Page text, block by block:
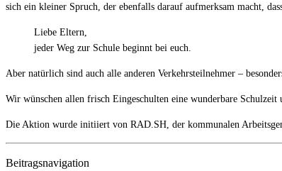
sich ein kleiner Spruch, der ebenfalls darauf aufmerksam macht,
Liebe Eltern,
jeder Weg zur Schule beginnt bei euch.
Aber natürlich sind auch alle anderen Verkehrsteilnehmer –
Wir wünschen allen frisch Eingeschulten eine wunderbare
Die Aktion wurde initiiert von RAD.SH, der kommunalen
Beitragsnavigation